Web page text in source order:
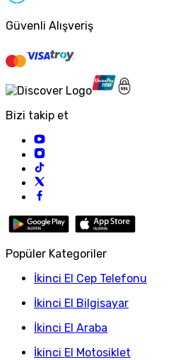
Güvenli Alışveriş
Bizi takip et
Popüler Kategoriler
İkinci El Cep Telefonu
İkinci El Bilgisayar
İkinci El Araba
İkinci El Motosiklet